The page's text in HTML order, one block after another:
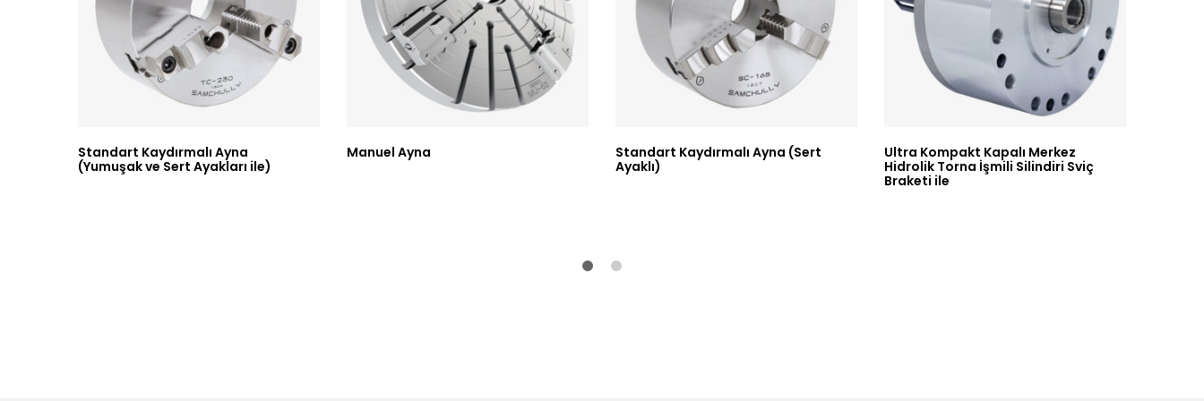
Standart Kaydırmalı Ayna
(Yumuşak ve Sert Ayakları ile)
Manuel Ayna
Standart Kaydırmalı Ayna (Sert
Ayaklı)
Ultra Kompakt Kapalı Merkez
Hidrolik Torna İşmili Silindiri Sviç
Braketi ile